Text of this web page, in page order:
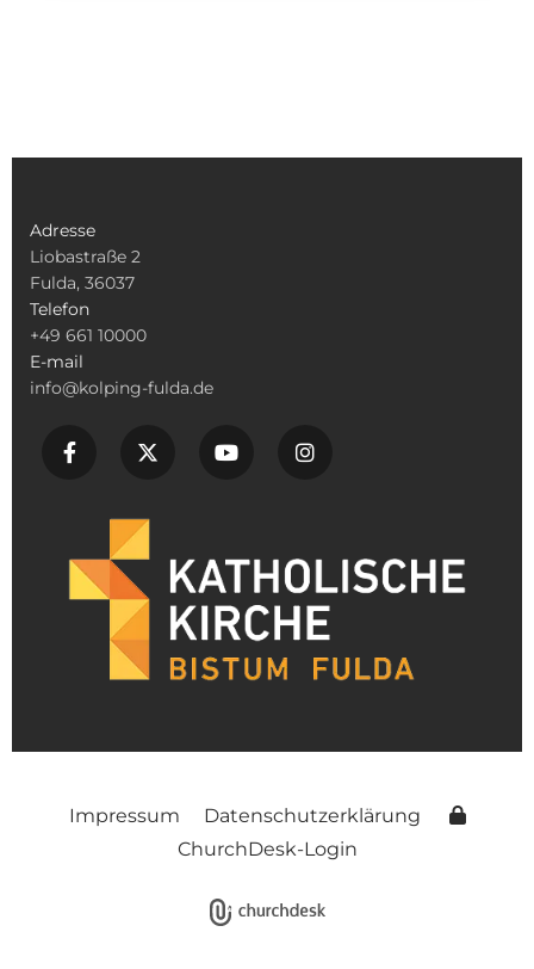
Adresse
Liobastraße 2
Fulda, 36037
Telefon
+49 661 10000
E-mail
info@kolping-fulda.de
Impressum
Datenschutzerklärung
ChurchDesk-Login